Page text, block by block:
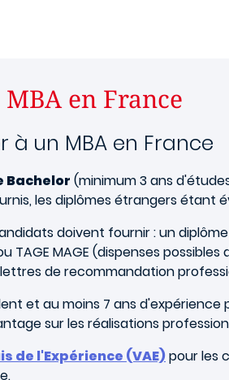
en France
un MBA en France
Bachelor (minimum 3 ans
les diplômes étrangers étant
doivent fournir : un
TAGE MAGE (dispenses
lettres de recommandation
et au moins 7 ans
sur les réalisations
de l'Expérience (VAE)pour les